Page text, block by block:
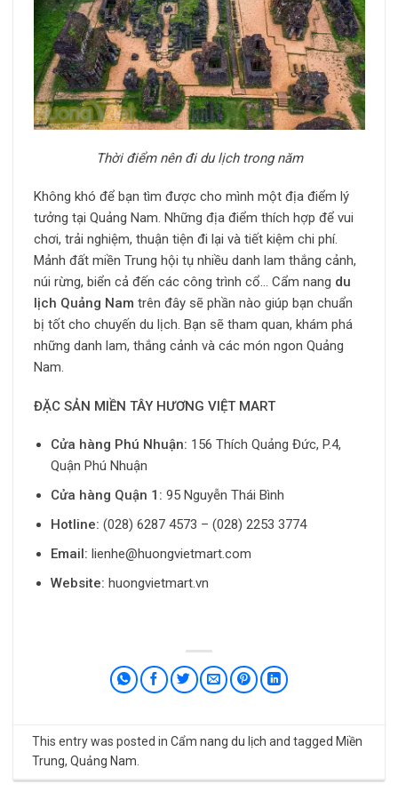
Thời điểm nên đi du lịch trong năm
Không khó để bạn tìm được cho mình một địa điểm lý
tưởng tại Quảng Nam. Những địa điểm thích hợp để vui
chơi, trải nghiệm, thuận tiện đi lại và tiết kiệm chi phí.
Mảnh đất miền Trung hội tụ nhiều danh lam thắng cảnh,
núi rừng, biển cả đến các công trình cổ… Cẩm nang du
lịch Quảng Nam trên đây sẽ phần nào giúp bạn chuẩn
bị tốt cho chuyến du lịch. Bạn sẽ tham quan, khám phá
những danh lam, thắng cảnh và các món ngon Quảng
Nam.
ĐẶC SẢN MIỀN TÂY HƯƠNG VIỆT MART
Cửa hàng Phú Nhuận: 156 Thích Quảng Đức, P.4,
Quận Phú Nhuận
Cửa hàng Quận 1: 95 Nguyễn Thái Bình
Hotline: (028) 6287 4573 – (028) 2253 3774
Email: lienhe@huongvietmart.com
Website: huongvietmart.vn
This entry was posted in Cẩm nang du lịch and tagged Miền
Trung, Quảng Nam